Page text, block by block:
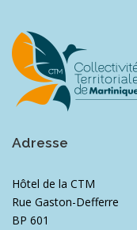
Adresse
Hôtel de la CTM
Rue Gaston-Defferre
BP 601